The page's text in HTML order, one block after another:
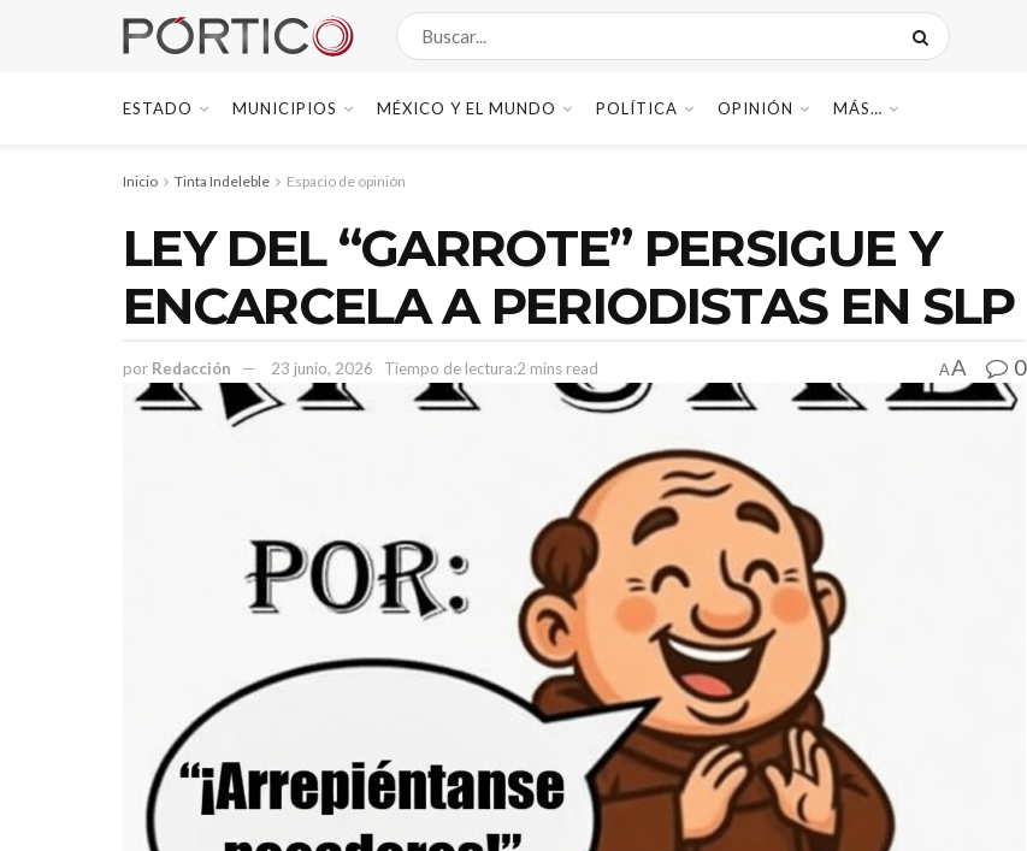
ESTADO MUNICIPIOS MÉXICO Y EL MUNDO POLÍTICA OPINIÓN MÁS…
Inicio Tinta Indeleble Espacio de opinión
LEY DEL “GARROTE” PERSIGUE Y
ENCARCELA A PERIODISTAS EN SLP
por Redacción 23 junio, 2026 Tiempo de lectura:2 mins read AA 0